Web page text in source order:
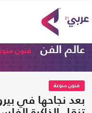
عالم الفن فنون
فنون منوعة
بعد نجاحها في